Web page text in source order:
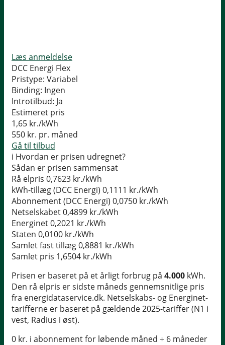
Læs anmeldelse
DCC Energi Flex
Pristype: Variabel
Binding: Ingen
Introtilbud: Ja
Estimeret pris
1,65 kr./kWh
550 kr. pr. måned
Gå til tilbud
i Hvordan er prisen udregnet?
Sådan er prisen sammensat
Rå elpris 0,7623 kr./kWh
kWh-tillæg (DCC Energi) 0,1111 kr./kWh
Abonnement (DCC Energi) 0,0750 kr./kWh
Netselskabet0,4899 kr./kWh
Energinet0,2021 kr./kWh
Staten 0,0100 kr./kWh
Samlet fast tillæg0,8881 kr./kWh
Samlet pris 1,6504 kr./kWh
Prisen er baseret på et årligt forbrug på 4.000 kWh.
Den rå elpris er sidste måneds gennemsnitlige pris
fra energidataservice.dk. Netselskabs- og Energinet-
tarifferne er baseret på gældende 2025-tariffer (N1 i
vest, Radius i øst).
0 kr. i abonnement for løbende måned + 6 måneder